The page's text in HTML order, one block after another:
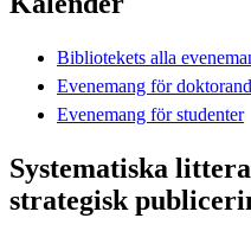
Bibliotekets alla
Evenemang för
Evenemang för studenter
Systematiska
strategisk